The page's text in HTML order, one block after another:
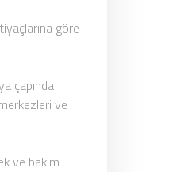
göre
çapında
ve
ve bakım